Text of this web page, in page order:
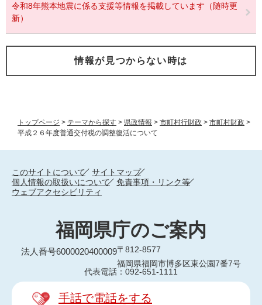
トップページ > テーマから探す > 県政情報 > 市町村行財政 > 市町村財政 >
平成２６年度普通交付税の調整復活について
令和8年熊本地震に係る支援等情報を掲載しています（随時更
新）
情報が見つからない時は
このサイトについて
サイトマップ
個人情報の取扱いについて
免責事項・リンク等
ウェブアクセシビリティ
福岡県庁のご案内
法人番号6000020400009〒812-8577
福岡県福岡市博多区東公園7番7号
代表電話：092-651-1111
手話で電話をする